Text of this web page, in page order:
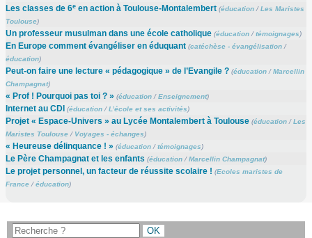
Les classes de 6een action à Toulouse-Montalembert (éducation/Les Maristes
Toulouse)
Un professeur musulman dans une école catholique (éducation/témoignages)
En Europe comment évangéliser en éduquant (catéchèse - évangélisation/
éducation)
Peut-on faire une lecture « pédagogique » de l’Evangile ? (éducation/Marcellin
Champagnat)
« Prof ! Pourquoi pas toi ? » (éducation/Enseignement)
Internet au CDI (éducation/L’école et ses activités)
Projet « Espace-Univers » au Lycée Montalembert à Toulouse (éducation/Les
Maristes Toulouse/ Voyages - échanges)
« Heureuse délinquance ! » (éducation/témoignages)
Le Père Champagnat et les enfants (éducation/Marcellin Champagnat)
Le projet personnel, un facteur de réussite scolaire ! (Ecoles maristes de
France/éducation)